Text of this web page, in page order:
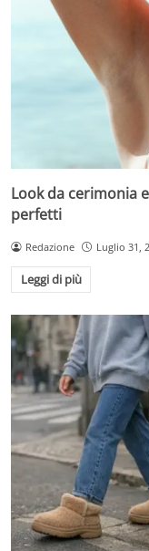
Look da cerimonia
perfetti
Redazione Luglio 31,
Leggi di più